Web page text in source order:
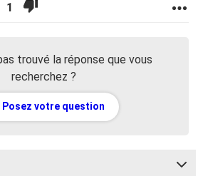
1
trouvé la réponse que vous
recherchez ?
Posez votre question